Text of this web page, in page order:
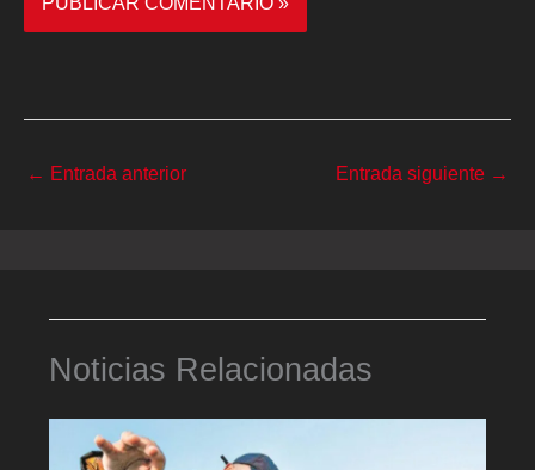
← Entrada anterior Entrada siguiente →
Noticias Relacionadas